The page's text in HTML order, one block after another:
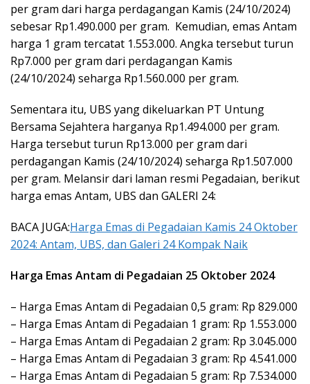
per gram dari harga perdagangan Kamis (24/10/2024)
sebesar Rp1.490.000 per gram. Kemudian, emas Antam
harga 1 gram tercatat 1.553.000. Angka tersebut turun
Rp7.000 per gram dari perdagangan Kamis
(24/10/2024) seharga Rp1.560.000 per gram.
Sementara itu, UBS yang dikeluarkan PT Untung
Bersama Sejahtera harganya Rp1.494.000 per gram.
Harga tersebut turun Rp13.000 per gram dari
perdagangan Kamis (24/10/2024) seharga Rp1.507.000
per gram. Melansir dari laman resmi Pegadaian, berikut
harga emas Antam, UBS dan GALERI 24:
BACA JUGA:Harga Emas di Pegadaian Kamis 24 Oktober
2024: Antam, UBS, dan Galeri 24 Kompak Naik
Harga Emas Antam di Pegadaian 25 Oktober 2024
– Harga Emas Antam di Pegadaian 0,5 gram: Rp 829.000
– Harga Emas Antam di Pegadaian 1 gram: Rp 1.553.000
– Harga Emas Antam di Pegadaian 2 gram: Rp 3.045.000
– Harga Emas Antam di Pegadaian 3 gram: Rp 4.541.000
– Harga Emas Antam di Pegadaian 5 gram: Rp 7.534.000